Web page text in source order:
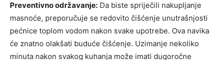
Preventivno održavanje: Da biste spriječili nakupljanje
masnoće, preporučuje se redovito čišćenje unutrašnjosti
pećnice toplom vodom nakon svake upotrebe. Ova navika
će znatno olakšati buduće čišćenje. Uzimanje nekoliko
minuta nakon svakog kuhanja može imati dugoročne